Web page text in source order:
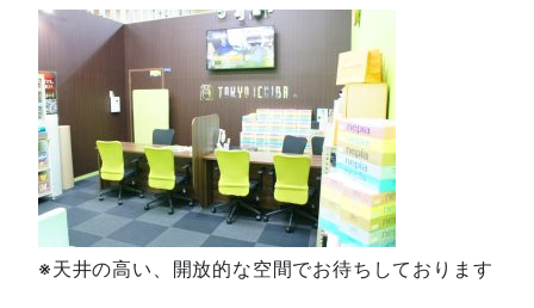
※天井の高い、開放的な空間でお待ちしております